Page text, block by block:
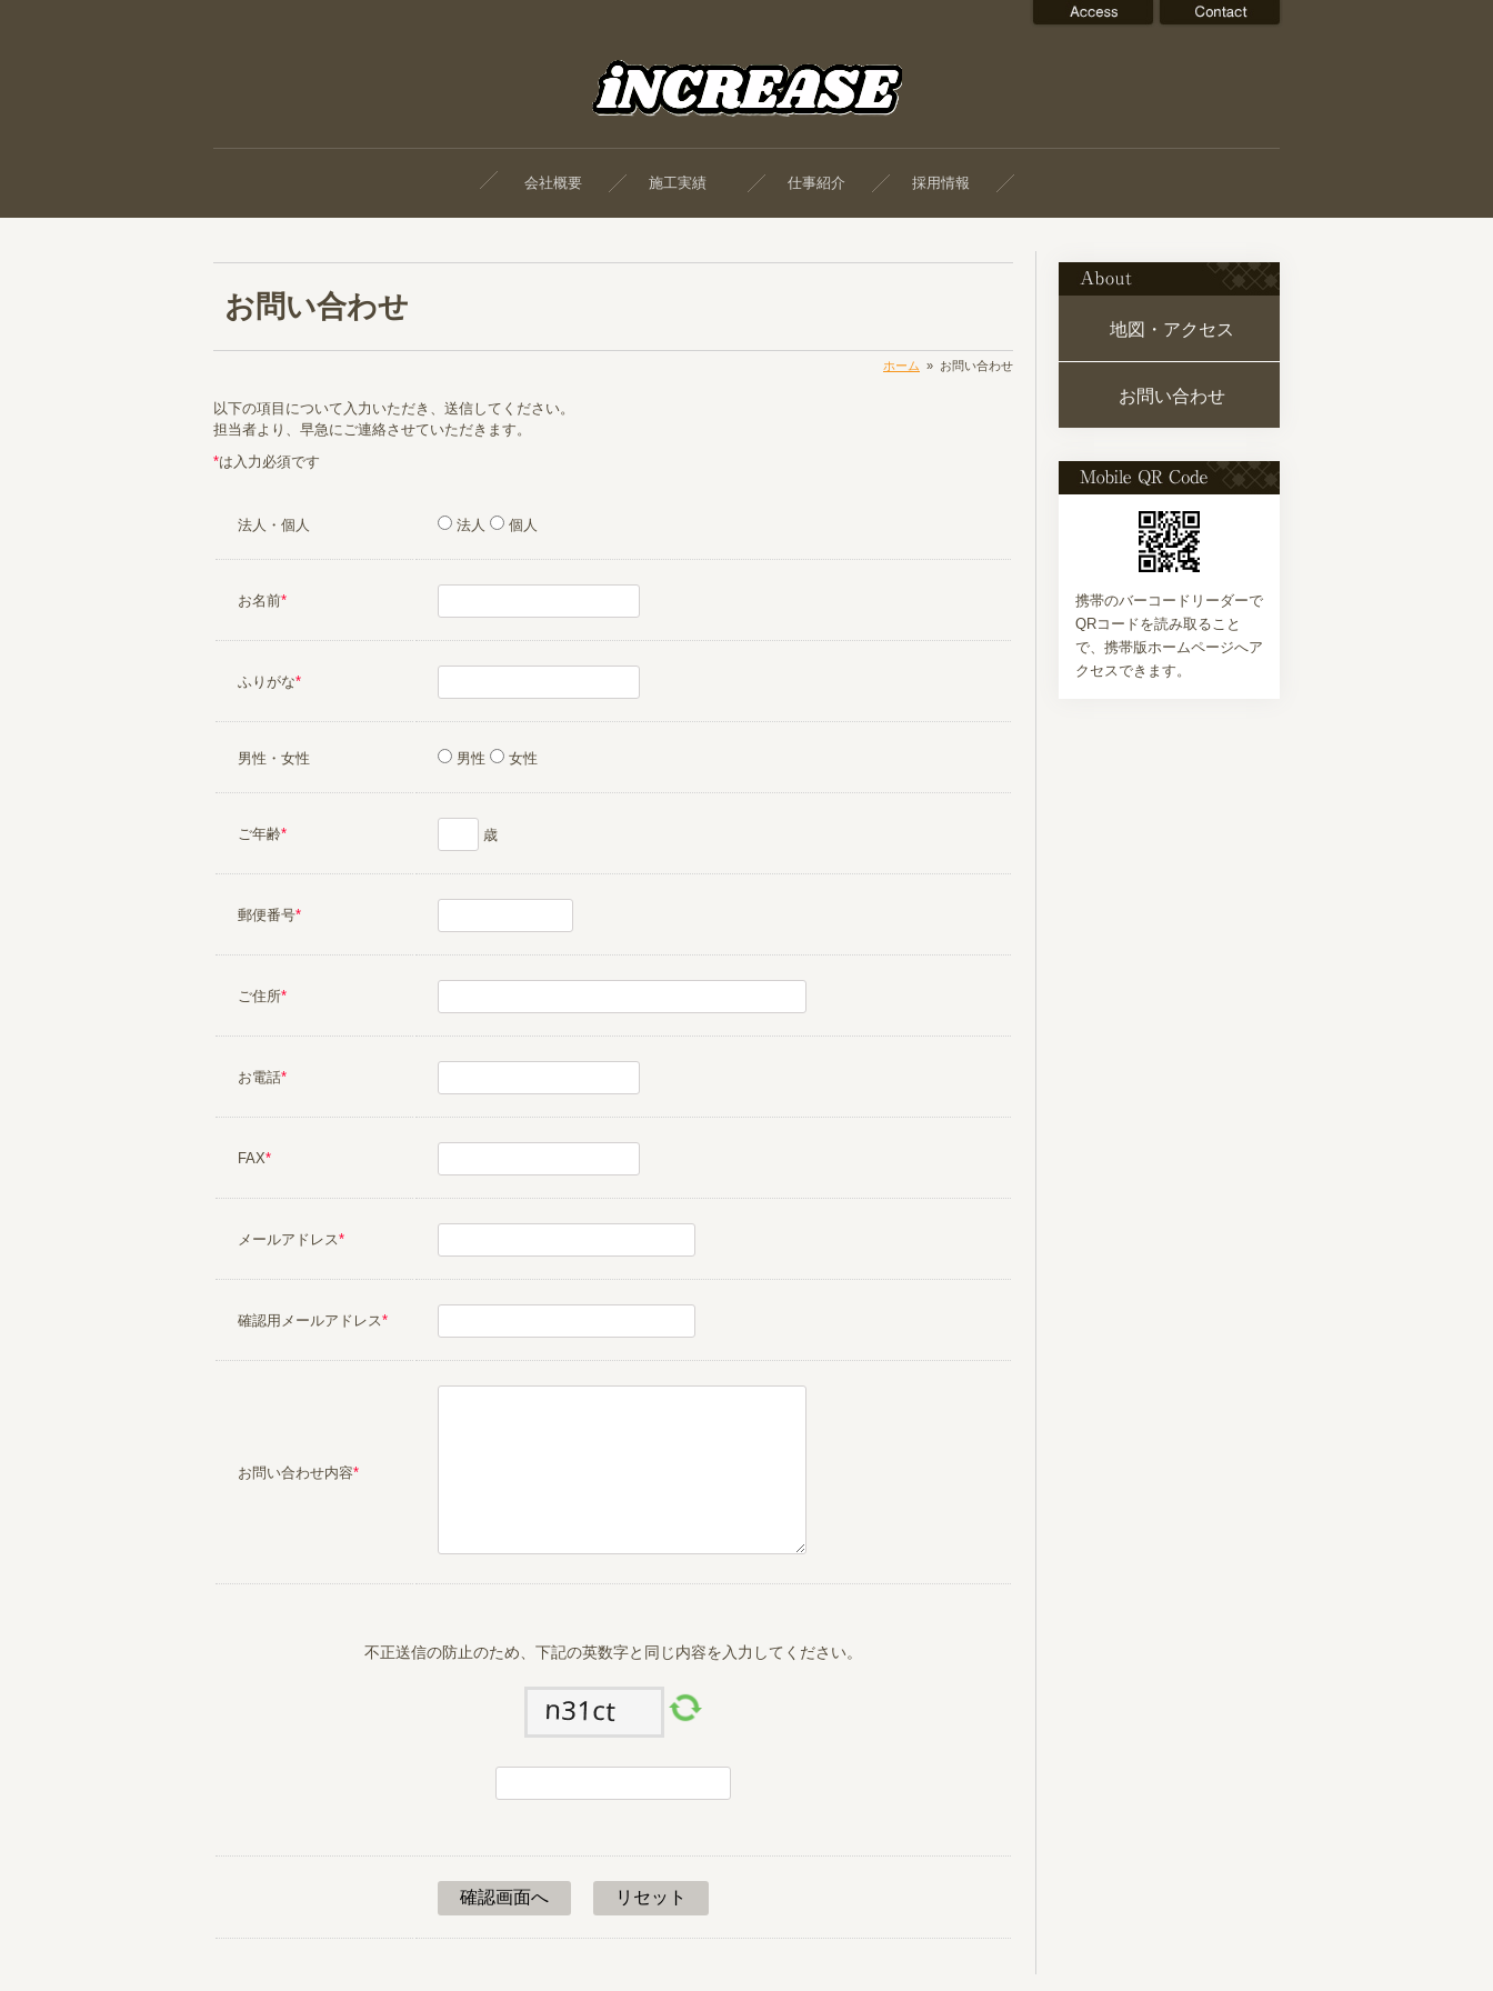
会社概要 施工実績 仕事紹介 採用情報
お問い合わせ
ホーム » お問い合わせ
以下の項目について入力いただき、送信してください。
担当者より、早急にご連絡させていただきます。
*は入力必須です
法人・個人 法人 個人
お名前*
ふりがな*
男性・女性 男性 女性
ご年齢* 歳
郵便番号*
ご住所*
お電話*
FAX*
メールアドレス*
確認用メールアドレス*
お問い合わせ内容*
不正送信の防止のため、下記の英数字と同じ内容を入力してください。
地図・アクセス
お問い合わせ
携帯のバーコードリーダーで
QRコードを読み取ること
で、携帯版ホームページへア
クセスできます。